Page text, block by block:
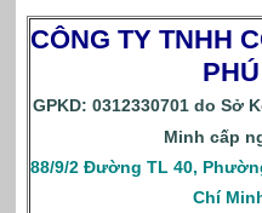
CÔNG TY TNHH
GPKD: 0312330701 do Sở
Minh cấp
88/9/2 Đường TL 40,
Chí